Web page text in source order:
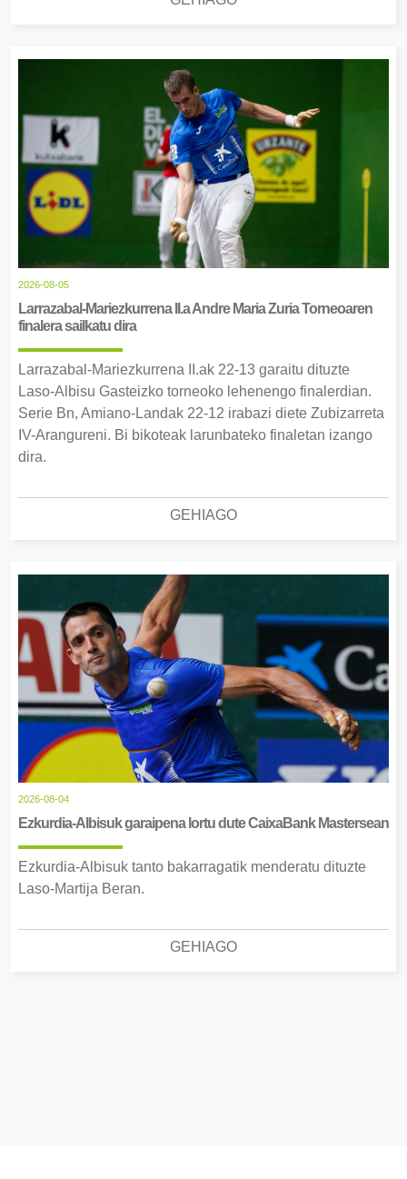
2026-08-05
Larrazabal-Mariezkurrena II.a Andre Maria Zuria Torneoaren
finalera sailkatu dira
Larrazabal-Mariezkurrena II.ak 22-13 garaitu dituzte
Laso-Albisu Gasteizko torneoko lehenengo finalerdian.
Serie Bn, Amiano-Landak 22-12 irabazi diete Zubizarreta
IV-Arangureni. Bi bikoteak larunbateko finaletan izango
dira.
GEHIAGO
2026-08-04
Ezkurdia-Albisuk garaipena lortu dute CaixaBank Mastersean
Ezkurdia-Albisuk tanto bakarragatik menderatu dituzte
Laso-Martija Beran.
GEHIAGO